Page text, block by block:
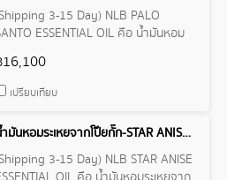
3-15 Day) NLB PALO
ESSENTIAL OIL คือ น้ำมันหอม
ษณา (Bursera graveolens) เป็นพืชใน
ศ์ Burseraceae
เปรียบเทียบ
น้ำมันหอมระเหยจากโป๊ยกั๊ก-STAR ANISE ESSENTIAL OIL
3-15 Day) NLB STAR ANISE